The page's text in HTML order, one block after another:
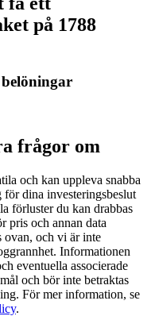
på 1788
frågor om
och kan uppleva snabba
dina investeringsbeslut
förluster du kan drabbas
pris och annan data
ovan, och vi är inte
Informationen
eventuella associerade
och bör inte betraktas
För mer information, se
.